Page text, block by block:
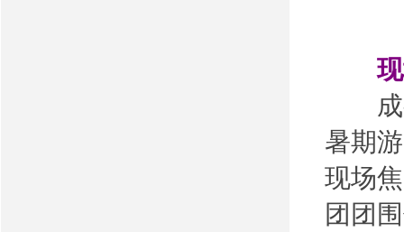
现
成都
暑期
现场
团团